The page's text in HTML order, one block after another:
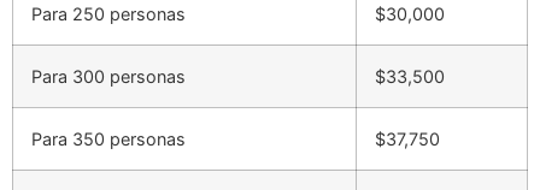
Para 250 personas $30,000
Para 300 personas $33,500
Para 350 personas $37,750